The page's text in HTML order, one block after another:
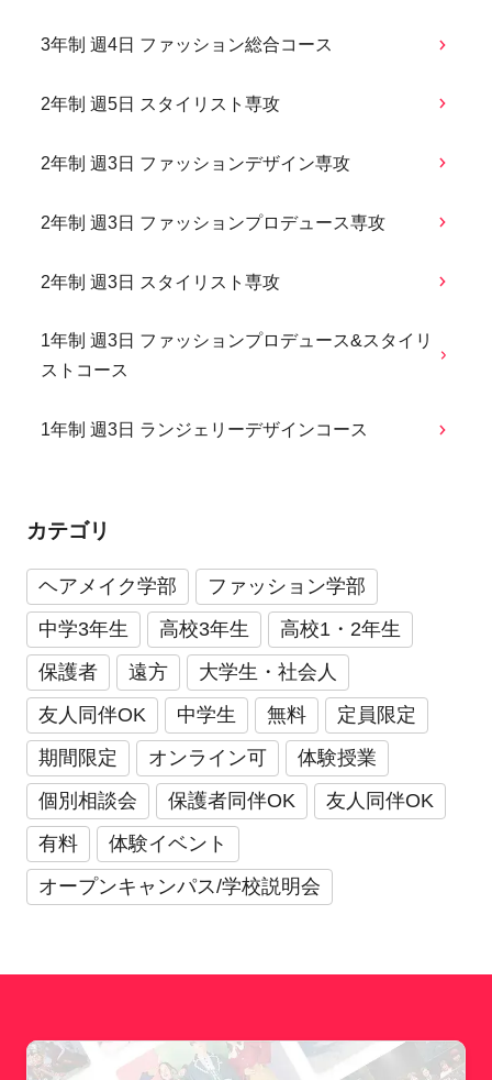
3年制 週4日 ファッション総合コース
2年制 週5日 スタイリスト専攻
2年制 週3日 ファッションデザイン専攻
2年制 週3日 ファッションプロデュース専攻
2年制 週3日 スタイリスト専攻
1年制 週3日 ファッションプロデュース&スタイリ
ストコース
1年制 週3日 ランジェリーデザインコース
カテゴリ
ヘアメイク学部
ファッション学部
中学3年生
高校3年生
高校1・2年生
保護者
遠方
大学生・社会人
友人同伴OK
中学生 無料
定員限定
期間限定
オンライン可
体験授業
個別相談会
保護者同伴OK
友人同伴OK
有料
体験イベント
オープンキャンパス/学校説明会